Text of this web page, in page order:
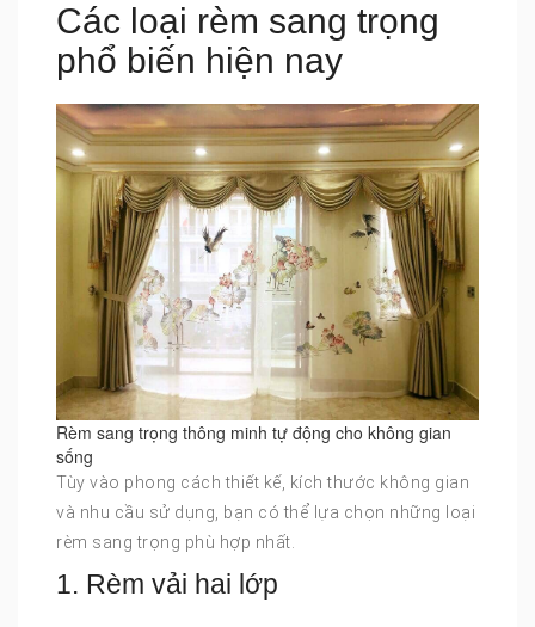
Các loại rèm sang trọng
phổ biến hiện nay
Rèm sang trọng thông minh tự động cho không gian
sống
Tùy vào phong cách thiết kế, kích thước không gian
và nhu cầu sử dụng, bạn có thể lựa chọn những loại
rèm sang trọng phù hợp nhất.
1. Rèm vải hai lớp